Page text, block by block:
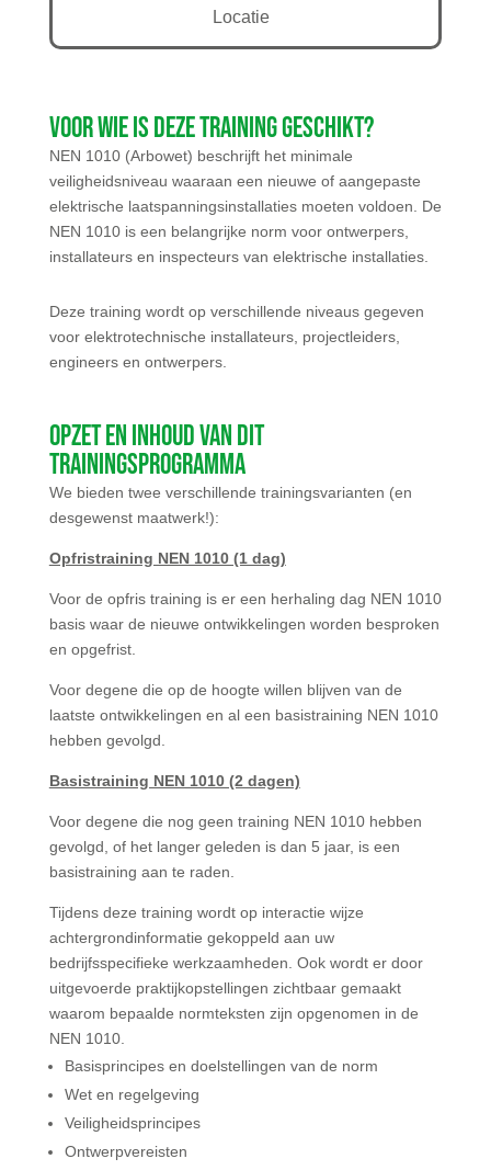
Locatie
Voor wie is deze training geschikt?
NEN 1010 (Arbowet) beschrijft het minimale
veiligheidsniveau waaraan een nieuwe of aangepaste
elektrische laatspanningsinstallaties moeten voldoen. De
NEN 1010 is een belangrijke norm voor ontwerpers,
installateurs en inspecteurs van elektrische installaties.
Deze training wordt op verschillende niveaus gegeven
voor elektrotechnische installateurs, projectleiders,
engineers en ontwerpers.
Opzet en inhoud van dit
trainingsprogramma
We bieden twee verschillende trainingsvarianten (en
desgewenst maatwerk!):
Opfristraining NEN 1010 (1 dag)
Voor de opfris training is er een herhaling dag NEN 1010
basis waar de nieuwe ontwikkelingen worden besproken
en opgefrist.
Voor degene die op de hoogte willen blijven van de
laatste ontwikkelingen en al een basistraining NEN 1010
hebben gevolgd.
Basistraining NEN 1010 (2 dagen)
Voor degene die nog geen training NEN 1010 hebben
gevolgd, of het langer geleden is dan 5 jaar, is een
basistraining aan te raden.
Tijdens deze training wordt op interactie wijze
achtergrondinformatie gekoppeld aan uw
bedrijfsspecifieke werkzaamheden. Ook wordt er door
uitgevoerde praktijkopstellingen zichtbaar gemaakt
waarom bepaalde normteksten zijn opgenomen in de
NEN 1010.
Basisprincipes en doelstellingen van de norm
Wet en regelgeving
Veiligheidsprincipes
Ontwerpvereisten